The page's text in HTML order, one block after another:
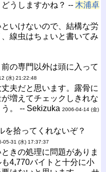
うしますかね？ -- 木浦卓
いけないので、結構な労
線虫はちょいと書いてみ
の専門以外は頭に入って
(水) 21:22:48
夫だと思います。露骨に
増えてチェックしきれな
。 -- Sekizuka 2006-04-14 (金)
を拾ってくれないぞ？
05-31 (水) 17:37:37
きの処理に問題がありま
4,770バイトと十分に小